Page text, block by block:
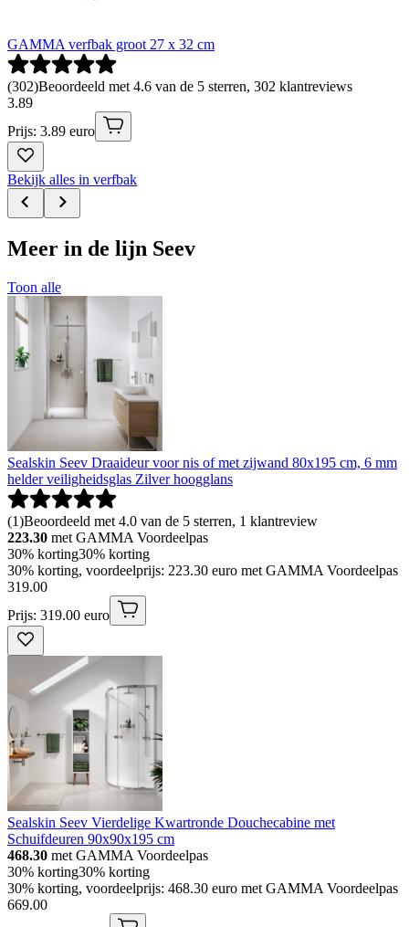
GAMMA verfbak groot 27 x 32 cm
(302)Beoordeeld met 4.6 van de 5 sterren, 302 klantreviews
3.89
Prijs: 3.89 euro
Bekijk alles in verfbak
Meer in de lijn Seev
Toon alle
Sealskin Seev Draaideur voor nis of met zijwand 80x195 cm, 6 mm
helder veiligheidsglas Zilver hoogglans
(1)Beoordeeld met 4.0 van de 5 sterren, 1 klantreview
223.30 met GAMMA Voordeelpas
30% korting30% korting
30% korting, voordeelprijs: 223.30 euro met GAMMA Voordeelpas
319.00
Prijs: 319.00 euro
Sealskin Seev Vierdelige Kwartronde Douchecabine met
Schuifdeuren 90x90x195 cm
468.30 met GAMMA Voordeelpas
30% korting30% korting
30% korting, voordeelprijs: 468.30 euro met GAMMA Voordeelpas
669.00